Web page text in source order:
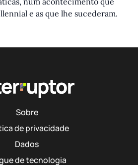
e as que lhe sucederam.
Sobre
de privacidade
Dados
de tecnologia